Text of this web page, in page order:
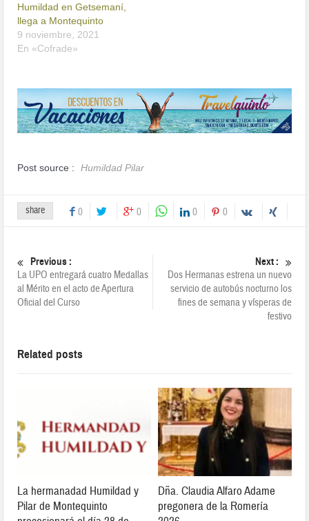
Humildad en Getsemaní,
llega a Montequinto
9 noviembre, 2021
En «Cofrade»
Post source : Humildad Pilar
share 0 0 0 0
Previous :
La UPO entregará cuatro Medallas
al Mérito en el acto de Apertura
Oficial del Curso
Next :
Dos Hermanas estrena un nuevo
servicio de autobús nocturno los
fines de semana y vísperas de
festivo
Related posts
La hermanadad Humildad y
Pilar de Montequinto
Dña. Claudia Alfaro Adame
pregonera de la Romería